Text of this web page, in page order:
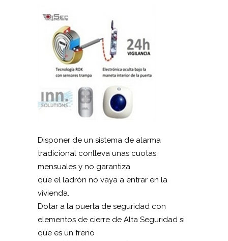
Disponer de un sistema de alarma
tradicional conlleva unas cuotas
mensuales y no garantiza
que el ladrón no vaya a entrar en la
vivienda.
Dotar a la puerta de seguridad con
elementos de cierre de Alta Seguridad si
que es un freno